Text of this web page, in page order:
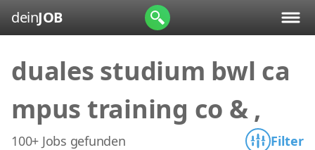
deinJOB
duales studium bwl ca
mpus training co & ,
100+ Jobs gefunden Filter